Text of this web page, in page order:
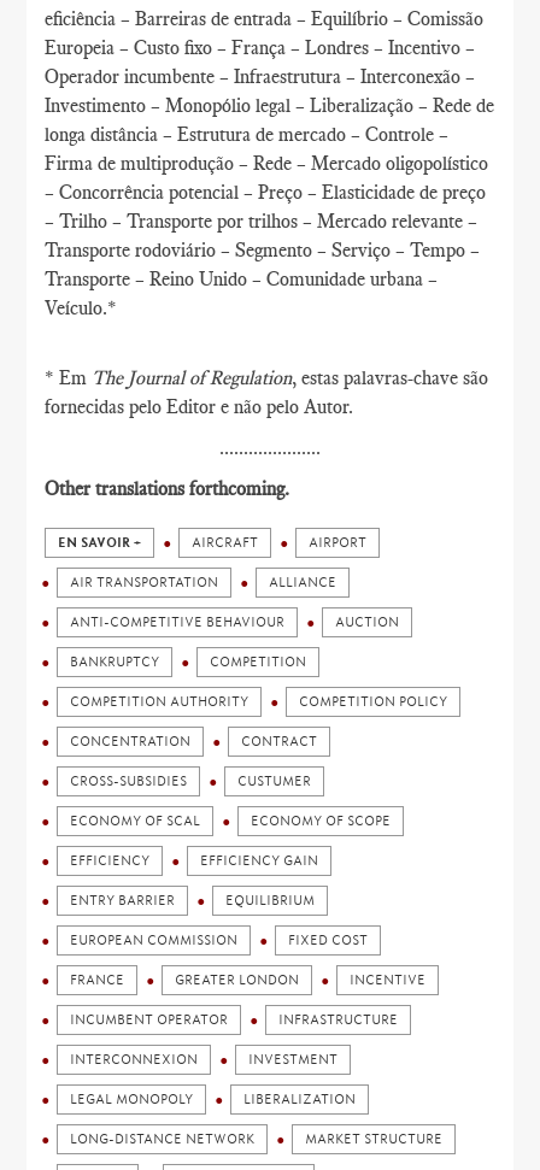
eficiência – Barreiras de entrada – Equilíbrio – Comissão
Europeia – Custo fixo – França – Londres – Incentivo –
Operador incumbente – Infraestrutura – Interconexão –
Investimento – Monopólio legal – Liberalização – Rede de
longa distância – Estrutura de mercado – Controle –
Firma de multiprodução – Rede – Mercado oligopolístico
– Concorrência potencial – Preço – Elasticidade de preço
– Trilho – Transporte por trilhos – Mercado relevante –
Transporte rodoviário – Segmento – Serviço – Tempo –
Transporte – Reino Unido – Comunidade urbana –
Veículo.*
* Em The Journal of Regulation, estas palavras-chave são
fornecidas pelo Editor e não pelo Autor.
.....................
Other translations forthcoming.
EN SAVOIR + AIRCRAFT AIRPORT
AIR TRANSPORTATION ALLIANCE
ANTI-COMPETITIVE BEHAVIOUR AUCTION
BANKRUPTCY COMPETITION
COMPETITION AUTHORITY COMPETITION POLICY
CONCENTRATION CONTRACT
CROSS-SUBSIDIES CUSTUMER
ECONOMY OF SCAL ECONOMY OF SCOPE
EFFICIENCY EFFICIENCY GAIN
ENTRY BARRIER EQUILIBRIUM
EUROPEAN COMMISSION FIXED COST
FRANCE GREATER LONDON INCENTIVE
INCUMBENT OPERATOR INFRASTRUCTURE
INTERCONNEXION INVESTMENT
LEGAL MONOPOLY LIBERALIZATION
LONG-DISTANCE NETWORK MARKET STRUCTURE